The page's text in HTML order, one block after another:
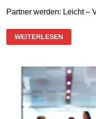
Partner werden: Leicht –
2026
EMMI
PREMIUM
WEITERLESEN